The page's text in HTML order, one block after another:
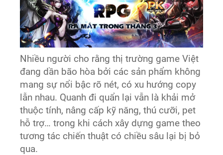
Nhiều người cho rằng thị trường game Việt
đang dần bão hòa bởi các sản phẩm không
mang sự nổi bậc rõ nét, có xu hướng copy
lẫn nhau. Quanh đi quẩn lại vẫn là khải mở
thuộc tính, nâng cấp kỹ năng, thú cưỡi, pet
hỗ trợ… trong khi cách xây dựng game theo
tương tác chiến thuật có chiều sâu lại bị bỏ
qua.